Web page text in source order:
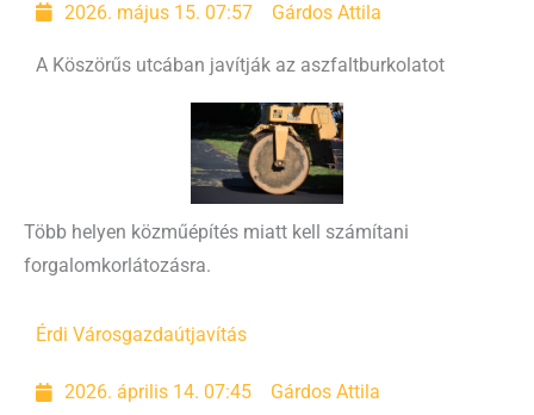
2026. május 15. 07:57 Gárdos Attila
A Köszörűs utcában javítják az aszfaltburkolatot
Több helyen közműépítés miatt kell számítani
forgalomkorlátozásra.
Érdi Városgazdaútjavítás
2026. április 14. 07:45 Gárdos Attila